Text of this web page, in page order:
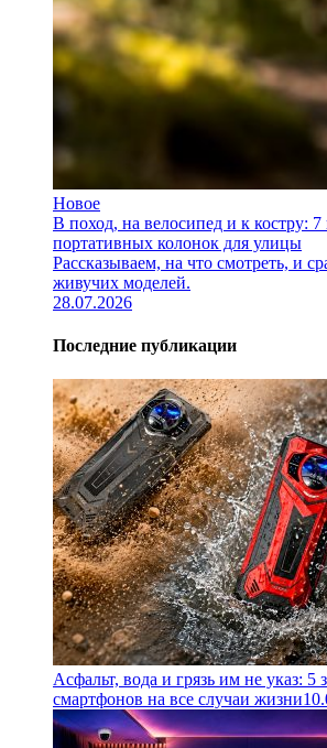
Новое
В поход, на велосипед и к костру:
портативных колонок для улицы
Рассказываем, на что смотреть, и
живучих моделей.
28.07.2026
Последние публикации
Асфальт, вода и грязь им не указ:
смартфонов на все случаи жизни